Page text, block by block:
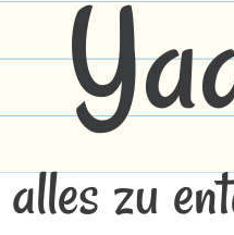
alles zu